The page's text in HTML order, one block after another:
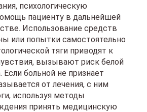
психологическую
пациенту в дальнейшей
Использование средств
или попытки самостоятельно
тяги приводят к
вызывают риск белой
Если больной не признает
от лечения, с ним
используя методы
принять медицинскую